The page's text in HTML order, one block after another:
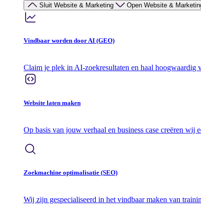
Sluit Website & Marketing Open Website &
Vindbaar worden door AI (GEO)
Claim je plek in AI-zoekresultaten en haal hoogwaardig
Website laten maken
Op basis van jouw verhaal en business case creëren wij
Zoekmachine optimalisatie (SEO)
Wij zijn gespecialiseerd in het vindbaar maken van